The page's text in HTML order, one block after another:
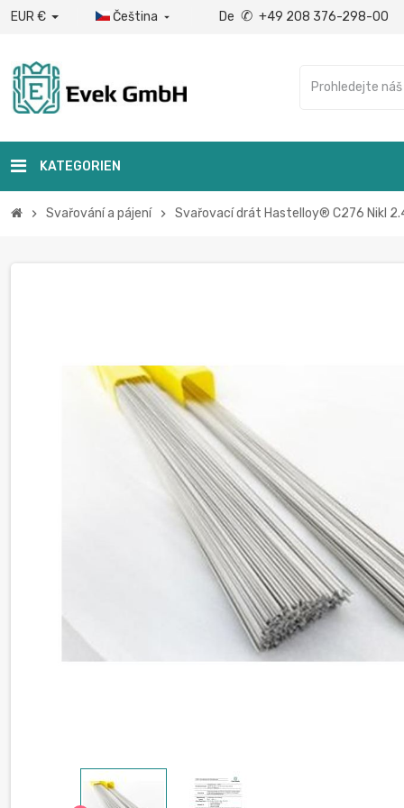
EUR € Čeština  De ✆ +49 208 376-298-00
KATEGORIEN
chevron_right Svařování a pájení chevron_right Svařovací drát Hastelloy® C276 Nikl